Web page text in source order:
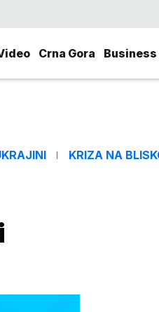
Crna Gora
KRIZA NA